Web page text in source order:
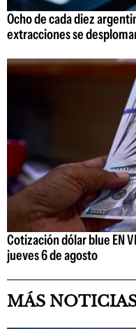
Ocho de cada diez
extracciones se
Cotización dólar blue EN
jueves 6 de agosto
MÁS